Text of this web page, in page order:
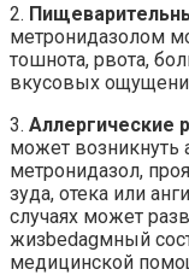
2.
метронидазолом
тошнота, рвота,
вкусовых
3. Аллергические
может возникнуть
метронидазол,
зуда, отека или
случаях может
жизbedagмный
медицинской